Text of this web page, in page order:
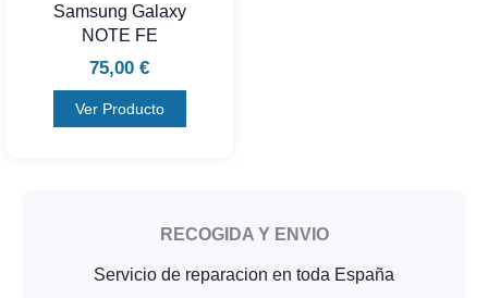
Samsung Galaxy
NOTE FE
75,00 €
Ver Producto
RECOGIDA Y ENVIO
Servicio de reparacion en toda España